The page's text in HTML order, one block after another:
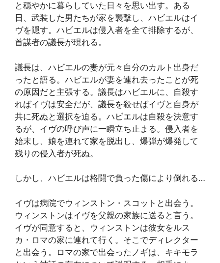
と穏やかに暮らしていた日々を思い出す。ある
日、武装した男たちが家を襲撃し、ハビエルはイ
ヴを隠す。ハビエルは侵入者を全て排除するが、
首謀者の議長が現れる。
議長は、ハビエルの妻が元々自分のカルト出身だ
ったと語る。ハビエルが妻を連れ去ったことが死
の原因だと主張する。議長はハビエルに、自殺す
ればイヴは安全だが、議長を殺せばイヴと自身が
共に死ぬと選択を迫る。ハビエルは自殺を決意す
るが、イヴの呼び声に一瞬立ち止まる。侵入者を
始末し、娘を連れて家を脱出し、爆弾が爆発して
残りの侵入者が死ぬ。
しかし、ハビエルは格闘で負った傷により倒れる…
イヴは病院でウィンストン・スコットと出会う。
ウィンストンはイヴを父親の家族に送ると言う。
イヴが同意すると、ウィンストンは彼女をルス
カ・ロマの家に連れて行く。そこでディレクター
と出会う。ロマの家で出会ったノギは、キキモラ